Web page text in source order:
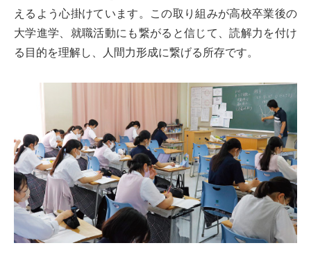
えるよう心掛けています。この取り組みが高校卒業後の
大学進学、就職活動にも繋がると信じて、読解力を付け
る目的を理解し、人間力形成に繋げる所存です。